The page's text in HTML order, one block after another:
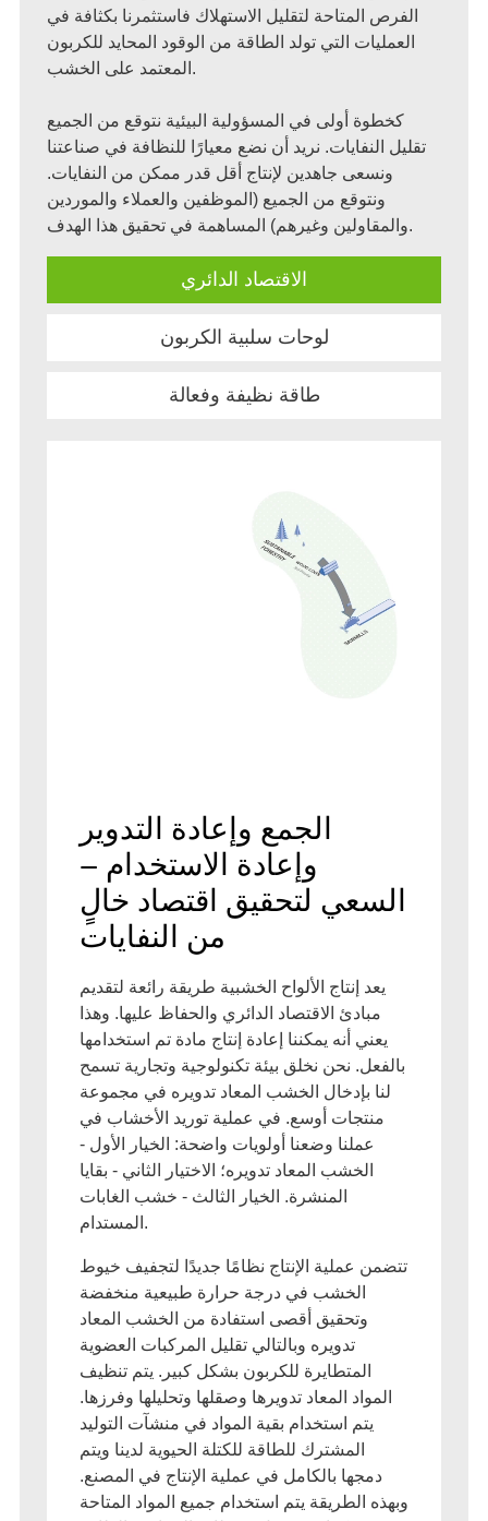
لتقليل الاستهلاك فاستثمرنا بكثافة في
التي تولد الطاقة من الوقود المحايد للكربون
أولى في المسؤولية البيئية نتوقع من الجميع
نريد أن نضع معيارًا للنظافة في صناعتنا
جاهدين لإنتاج أقل قدر ممكن من النفايات.
من الجميع (الموظفين والعملاء والموردين
الاقتصاد الدائري
لوحات سلبية الكربون
طاقة نظيفة وفعالة
الجمع وإعادة التدوير
وإعادة الاستخدام –
لتحقيق اقتصاد خالٍ
من النفايات
إنتاج الألواح الخشبية طريقة رائعة لتقديم
الاقتصاد الدائري والحفاظ عليها. وهذا
أنه يمكننا إعادة إنتاج مادة تم استخدامها
نحن نخلق بيئة تكنولوجية وتجارية تسمح
بإدخال الخشب المعاد تدويره في مجموعة
أوسع. في عملية توريد الأخشاب في
عملنا وضعنا أولويات واضحة: الخيار الأول -
الخشب المعاد تدويره؛ الاختيار الثاني - بقايا
المنشرة. الخيار الثالث - خشب الغابات
عملية الإنتاج نظامًا جديدًا لتجفيف خيوط
الخشب في درجة حرارة طبيعية منخفضة
وتحقيق أقصى استفادة من الخشب المعاد
تدويره وبالتالي تقليل المركبات العضوية
المتطايرة للكربون بشكل كبير. يتم تنظيف
المعاد تدويرها وصقلها وتحليلها وفرزها.
يتم استخدام بقية المواد في منشآت التوليد
المشترك للطاقة للكتلة الحيوية لدينا ويتم
بالكامل في عملية الإنتاج في المصنع.
الطريقة يتم استخدام جميع المواد المتاحة